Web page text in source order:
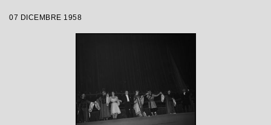
Puccini, diretta da Antonino Votto con la
regia di Margherita Wallmann
07 DICEMBRE 1958